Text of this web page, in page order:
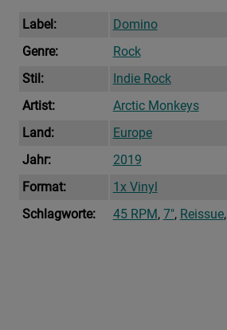
Label:
Domino
Genre:
Rock
Stil:
Indie Rock
Artist:
Arctic Monkeys
Land:
Europe
Jahr:
2019
Format:
1x Vinyl
Schlagworte:
45 RPM, 7", Reissue,